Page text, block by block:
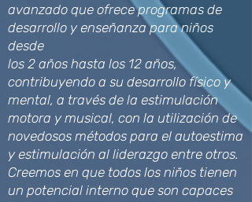
avanzado que ofrece programas de
desarrollo y enseñanza para niños
desde
los 2 años hasta los 12 años,
contribuyendo a su desarrollo físico y
mental, a través de la estimulación
motora y musical, con la utilización de
novedosos métodos para el autoestima
y estimulación al liderazgo entre otros.
Creemos en que todos los niños tienen
un potencial interno que son capaces